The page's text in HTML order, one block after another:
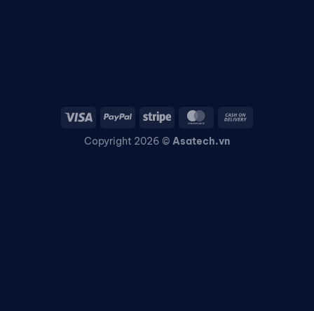
Copyright 2026 © Asatech.vn